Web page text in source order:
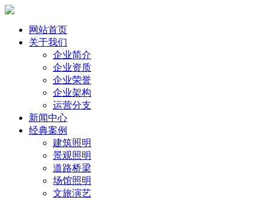
网站首页
关于我们
企业简介
企业资质
企业荣誉
企业架构
运营分支
新闻中心
经典案例
建筑照明
景观照明
道路桥梁
场馆照明
文旅演艺